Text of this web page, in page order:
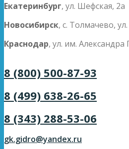
Екатеринбург, ул. Шефская, 2а
Новосибирск, с. Толмачево,
Краснодар, ул. им.
8 (800) 500-87-93
8 (499) 638-26-65
8 (343) 288-53-06
gk.gidro@yandex.ru